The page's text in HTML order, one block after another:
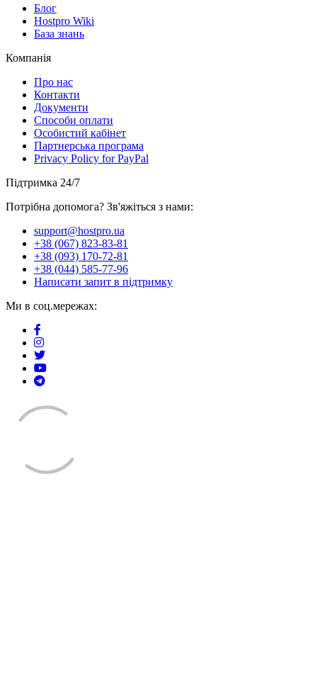
Блог
Hostpro Wiki
База знань
Компанія
Про нас
Контакти
Документи
Способи оплати
Особистий кабінет
Партнерська програма
Privacy Policy for PayPal
Підтримка 24/7
Потрібна допомога? Зв'яжіться з нами:
support@hostpro.ua
+38 (067) 823-83-81
+38 (093) 170-72-81
+38 (044) 585-77-96
Написати запит в підтримку
Ми в соц.мережах: